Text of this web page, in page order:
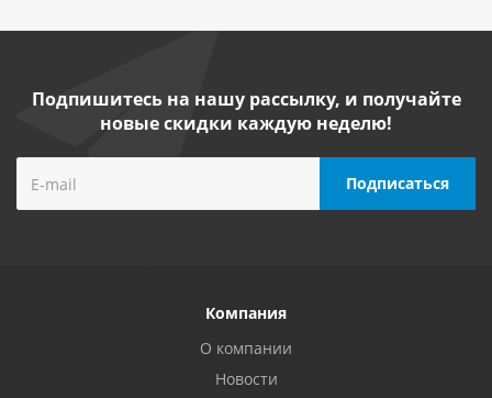
Подпишитесь на нашу рассылку, и получайте
новые скидки каждую неделю!
Компания
О компании
Новости